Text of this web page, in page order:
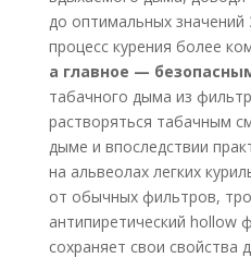
до оптимальных значений
процесс курения более
а главное —
табачного дыма из
растворяться табачным
дыме и впоследствии
на альвеолах легких
от обычных фильтров,
антипиретический hollow
сохраняет свои свойства